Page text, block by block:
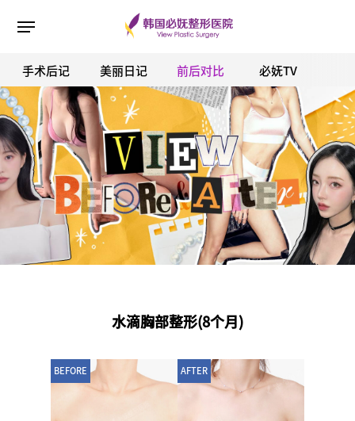
ESC 버튼을 누르면 검색창을 닫을 수 있습니다.
手术后记 美丽日记 前后对比 必妩TV
水滴胸部整形(8个月)
BEFORE AFTER